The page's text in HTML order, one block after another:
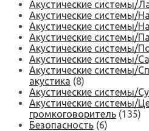
Акустические системы/
Акустические системы/
Акустические системы/
Акустические системы/
Акустические системы/
Акустические системы/
Акустические системы/
акустика (8)
Акустические системы/
Акустические системы/
громкоговоритель (135)
Безопасность (6)